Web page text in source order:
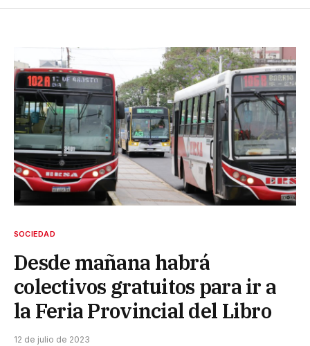
SOCIEDAD
Desde mañana habrá
colectivos gratuitos para ir a
la Feria Provincial del Libro
12 de julio de 2023